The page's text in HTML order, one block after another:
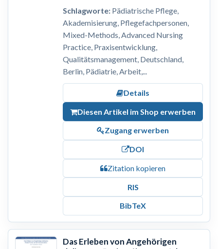
Schlagworte:Pädiatrische Pflege,
Akademisierung, Pflegefachpersonen,
Mixed-Methods, Advanced Nursing
Practice, Praxisentwicklung,
Qualitätsmanagement, Deutschland,
Berlin, Pädiatrie, Arbeit,...
Details
Diesen Artikel im Shop erwerben
Zugang erwerben
DOI
Zitation kopieren
RIS
BibTeX
Das Erleben von Angehörigen